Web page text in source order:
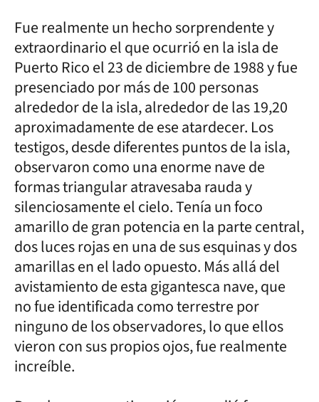
Fue realmente un hecho sorprendente y
extraordinario el que ocurrió en la isla de
Puerto Rico el 23 de diciembre de 1988 y fue
presenciado por más de 100 personas
alrededor de la isla, alrededor de las 19,20
aproximadamente de ese atardecer. Los
testigos, desde diferentes puntos de la isla,
observaron como una enorme nave de
formas triangular atravesaba rauda y
silenciosamente el cielo. Tenía un foco
amarillo de gran potencia en la parte central,
dos luces rojas en una de sus esquinas y dos
amarillas en el lado opuesto. Más allá del
avistamiento de esta gigantesca nave, que
no fue identificada como terrestre por
ninguno de los observadores, lo que ellos
vieron con sus propios ojos, fue realmente
increíble.